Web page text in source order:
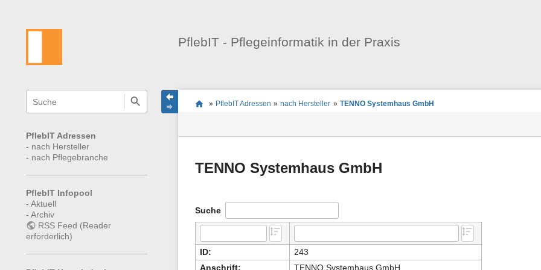
PflebIT - Pflegeinformatik in der Praxis
Wikiübergreifende
Schnellsuche
PflebIT Adressen
- nach Hersteller
- nach Pflegebranche
PflebIT Infopool
- Aktuell
- Archiv
RSS Feed (Reader
erforderlich)
Seitenstatus
Standortanzeiger
Sie
befinden
» PflebIT Adressen » nach Hersteller » TENNO Systemhaus GmbH
Seiten-
TENNO Systemhaus GmbH
Suche
ID:
243
Anschrift:
TENNO Systemhaus GmbH